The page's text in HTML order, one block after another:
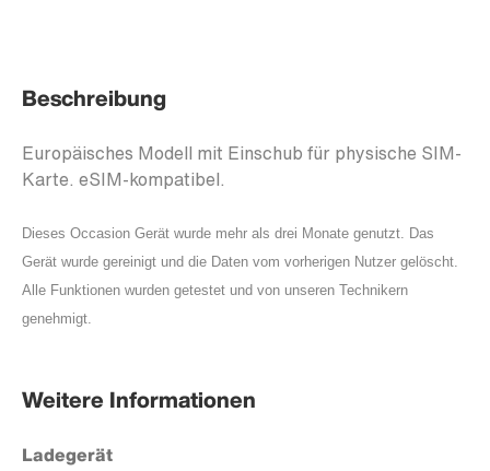
Beschreibung
Europäisches Modell mit Einschub für physische SIM-
Karte. eSIM-kompatibel.
Dieses Occasion Gerät wurde mehr als drei Monate genutzt. Das
Gerät wurde gereinigt und die Daten vom vorherigen Nutzer gelöscht.
Alle Funktionen wurden getestet und von unseren Technikern
genehmigt.
Weitere Informationen
Ladegerät